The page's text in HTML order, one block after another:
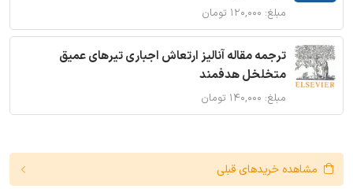
مبلغ: ۱۲۰,۰۰۰ تومان
ترجمه مقاله آنالیز ارتعاش اجباری تیرهای عمیق
متخلخل هدفمند
مبلغ: ۱۴۰,۰۰۰ تومان
مشاهده خریدهای قبلی